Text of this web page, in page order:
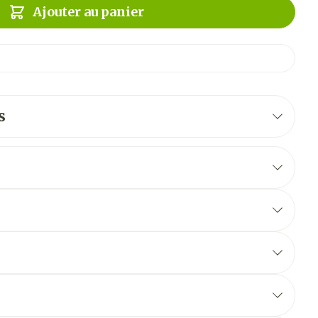
Ajouter au panier